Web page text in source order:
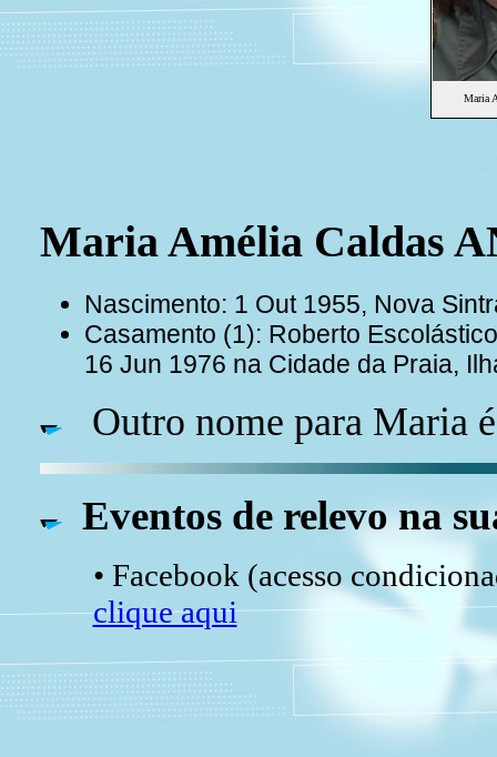
Maria
Maria Amélia Caldas
Nascimento: 1 Out 1955, Nova
Casamento (1): Roberto
16 Jun 1976 na Cidade da Praia,
Outro nome para Maria
Eventos de relevo na
• Facebook (acesso
clique aqui